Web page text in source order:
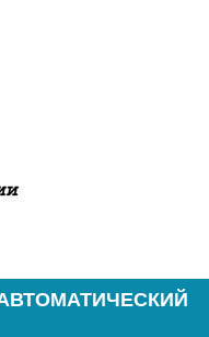
АВТОМАТИЧЕСКИЙ